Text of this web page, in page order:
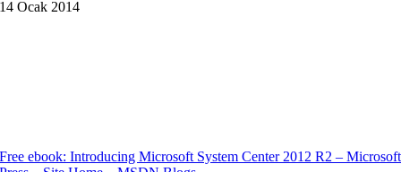
14 Ocak 2014
Free ebook: Introducing Microsoft System Center 2012 R2 – Microsoft